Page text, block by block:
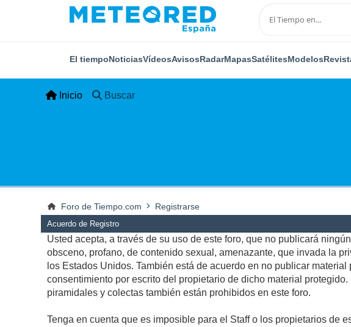
El tiempoNoticiasVídeosAvisosRadarMapasSatélitesModelos
Inicio Buscar
Foro de Tiempo.com Registrarse
Acuerdo de Registro
Usted acepta, a través de su uso de este foro, que no publicará
obsceno, profano, de contenido sexual, amenazante, que invada la
los Estados Unidos. También está de acuerdo en no publicar
consentimiento por escrito del propietario de dicho material
piramidales y colectas también están prohibidos en este foro.
Tenga en cuenta que es imposible para el Staff o los propietarios de